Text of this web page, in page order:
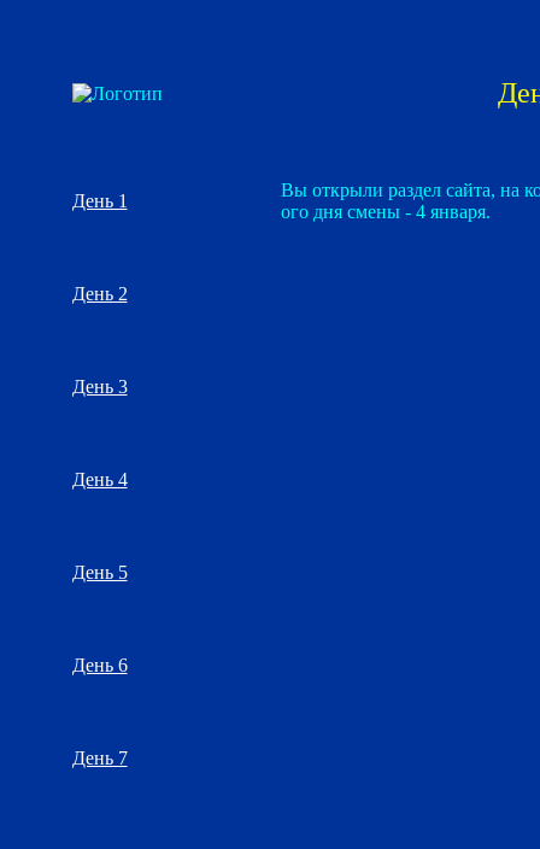
День 1
Вы открыли раздел сайта, на
ого дня смены - 4 января.
День 2
День 3
День 4
День 5
День 6
День 7